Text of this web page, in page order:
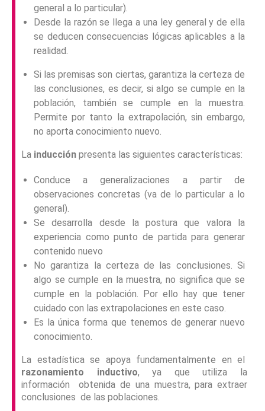
general a lo particular).
Desde la razón se llega a una ley general y de ella
se deducen consecuencias lógicas aplicables a la
realidad.
Si las premisas son ciertas, garantiza la certeza de
las conclusiones, es decir, si algo se cumple en la
población, también se cumple en la muestra.
Permite por tanto la extrapolación, sin embargo,
no aporta conocimiento nuevo.
La inducción presenta las siguientes características:
Conduce a generalizaciones a partir de
observaciones concretas (va de lo particular a lo
general).
Se desarrolla desde la postura que valora la
experiencia como punto de partida para generar
contenido nuevo
No garantiza la certeza de las conclusiones. Si
algo se cumple en la muestra, no significa que se
cumple en la población. Por ello hay que tener
cuidado con las extrapolaciones en este caso.
Es la única forma que tenemos de generar nuevo
conocimiento.
La estadística se apoya fundamentalmente en el
razonamiento inductivo, ya que utiliza la
información obtenida de una muestra, para extraer
conclusiones de las poblaciones.